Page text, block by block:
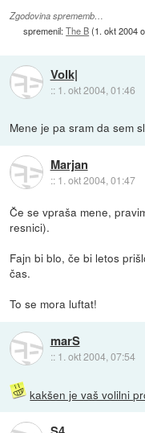
Zgodovina sprememb…
spremenil:The B(1. okt 2004
Volk|
:: 1. okt 2004, 01:46
Mene je pa sram da sem
Marjan
:: 1. okt 2004, 01:47
Če se vpraša mene,
resnici).
Fajn bi blo, če bi letos
čas.
To se mora luftat!
marS
:: 1. okt 2004, 07:54
kakšen je vaš volilni